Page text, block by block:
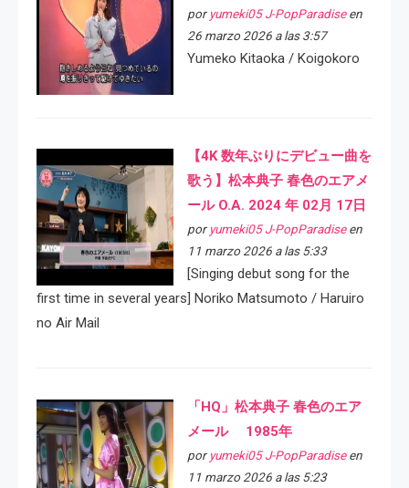
por yumeki05 J-PopParadiseen
26 marzo 2026 a las 3:57
Yumeko Kitaoka / Koigokoro
【4K 数年ぶりにデビュー曲を
歌う】松本典子 春色のエアメ
ール O.A. 2024 年 02月 17日
por yumeki05 J-PopParadiseen
11 marzo 2026 a las 5:33
[Singing debut song for the
first time in several years] Noriko Matsumoto / Haruiro
no Air Mail
「HQ」松本典子 春色のエア
メール 1985年
por yumeki05 J-PopParadiseen
11 marzo 2026 a las 5:23